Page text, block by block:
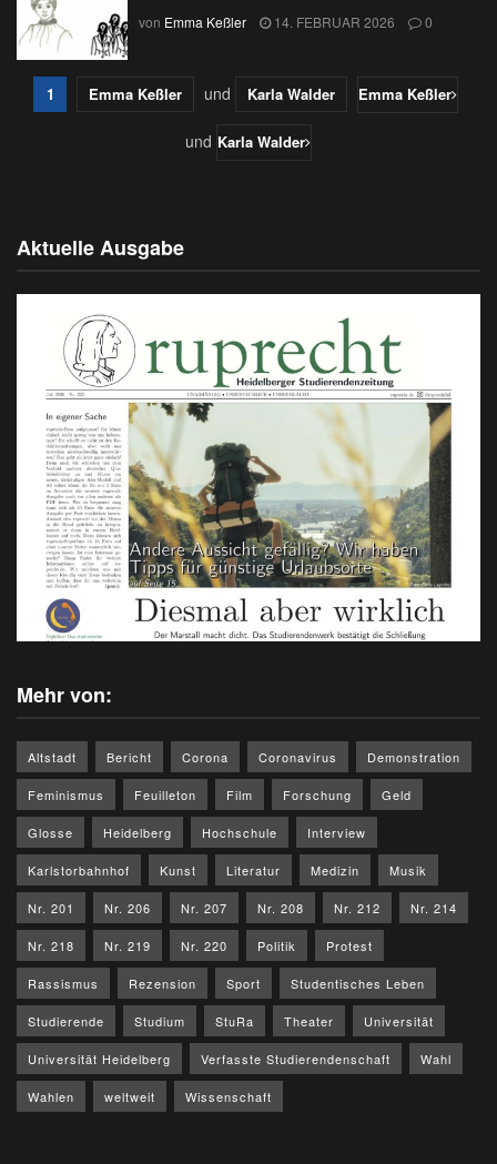
von Emma Keßler 14. FEBRUAR 2026 0
1 Emma Keßler und Karla Walder Emma Keßler
und Karla Walder
Aktuelle Ausgabe
Mehr von:
Altstadt Bericht Corona Coronavirus Demonstration
Feminismus Feuilleton Film Forschung Geld
Glosse Heidelberg Hochschule Interview
Karlstorbahnhof Kunst Literatur Medizin Musik
Nr. 201 Nr. 206 Nr. 207 Nr. 208 Nr. 212 Nr. 214
Nr. 218 Nr. 219 Nr. 220 Politik Protest
Rassismus Rezension Sport Studentisches Leben
Studierende Studium StuRa Theater Universität
Universität Heidelberg Verfasste Studierendenschaft Wahl
Wahlen weltweit Wissenschaft